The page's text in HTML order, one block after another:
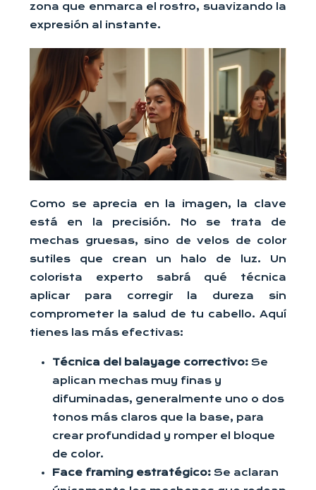
zona que enmarca el rostro, suavizando la
expresión al instante.
Como se aprecia en la imagen, la clave
está en la precisión. No se trata de
mechas gruesas, sino de velos de color
sutiles que crean un halo de luz. Un
colorista experto sabrá qué técnica
aplicar para corregir la dureza sin
comprometer la salud de tu cabello. Aquí
tienes las más efectivas:
Técnica del balayage correctivo: Se
aplican mechas muy finas y
difuminadas, generalmente uno o dos
tonos más claros que la base, para
crear profundidad y romper el bloque
de color.
Face framing estratégico: Se aclaran